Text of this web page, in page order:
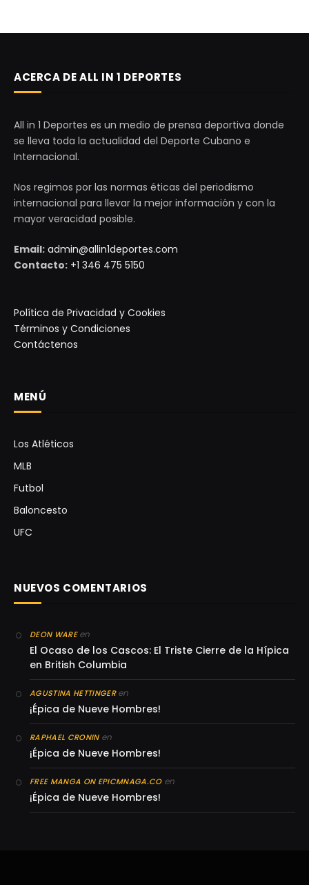
ACERCA DE ALL IN 1 DEPORTES
All in 1 Deportes es un medio de prensa deportiva donde
se lleva toda la actualidad del Deporte Cubano e
Internacional.
Nos regimos por las normas éticas del periodismo
internacional para llevar la mejor información y con la
mayor veracidad posible.
Email: admin@allin1deportes.com
Contacto: +1 346 475 5150
Política de Privacidad y Cookies
Términos y Condiciones
Contáctenos
MENÚ
Los Atléticos
MLB
Futbol
Baloncesto
UFC
NUEVOS COMENTARIOS
DEON WAREen
El Ocaso de los Cascos: El Triste Cierre de la Hípica
en British Columbia
AGUSTINA HETTINGERen
¡Épica de Nueve Hombres!
RAPHAEL CRONINen
¡Épica de Nueve Hombres!
FREE MANGA ON EPICMNAGA.COen
¡Épica de Nueve Hombres!